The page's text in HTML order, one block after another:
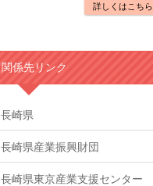
詳しくはこちら
関係先リンク
長崎県
長崎県産業振興財団
長崎県東京産業支援センター